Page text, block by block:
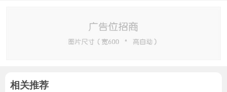
相关推荐